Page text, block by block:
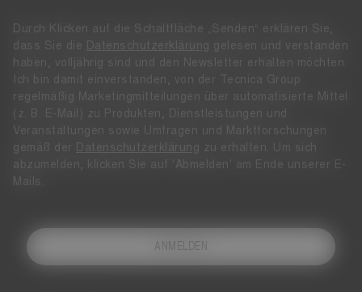
Durch Klicken auf die Schaltfläche „Senden“ erklären Sie,
dass Sie die Datenschutzerklärung gelesen und verstanden
haben, volljährig sind und den Newsletter erhalten möchten.
Ich bin damit einverstanden, von der Tecnica Group
regelmäßig Marketingmitteilungen über automatisierte Mittel
(z. B. E-Mail) zu Produkten, Dienstleistungen und
Veranstaltungen sowie Umfragen und Marktforschungen
gemäß der Datenschutzerklärung zu erhalten. Um sich
abzumelden, klicken Sie auf 'Abmelden' am Ende unserer E-
Mails.
ANMELDEN